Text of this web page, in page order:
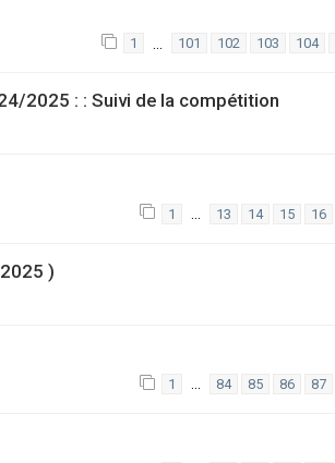
1 101 102 103 104
2025 : : Suivi de la compétition
1 13 14 15 16
)
1 84 85 86 87